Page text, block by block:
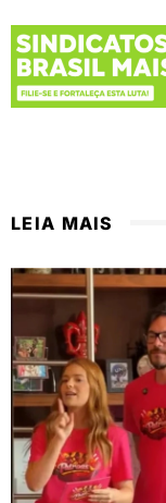
LEIA MAIS